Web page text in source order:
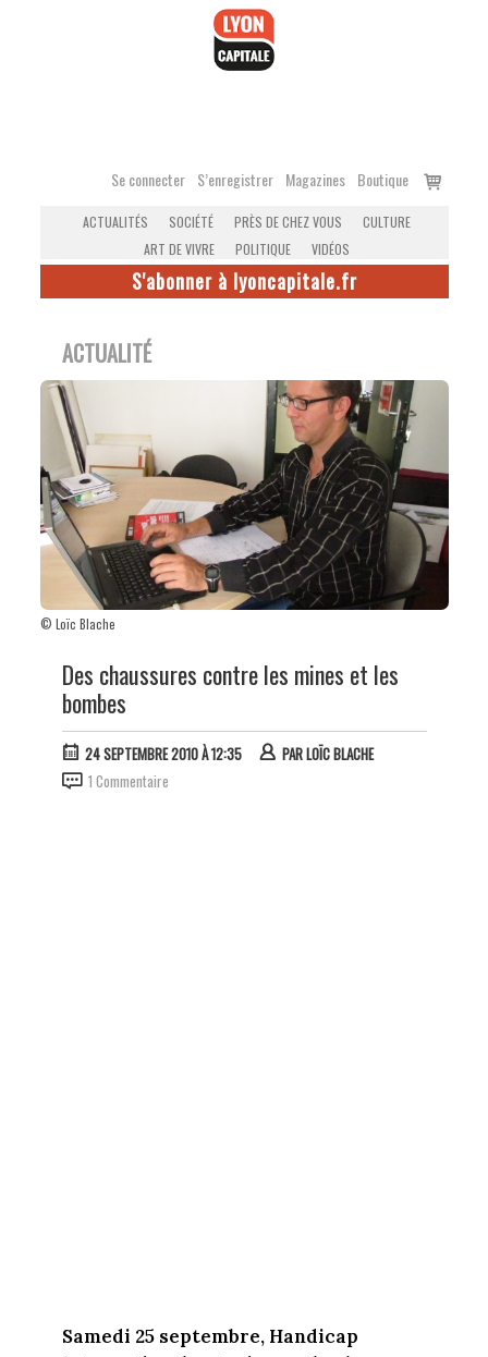
Se connecter S’enregistrer Magazines Boutique
Voir
ACTUALITÉS SOCIÉTÉ PRÈS DE CHEZ VOUS
CULTURE
ART DE VIVRE
POLITIQUE VIDÉOS
S'abonner à lyoncapitale.fr
ACTUALITÉ
© Loïc Blache
Des chaussures contre les mines et les
bombes
24 SEPTEMBRE 2010 À 12:35 PARLOÏC BLACHE
1 Commentaire
Samedi 25 septembre, Handicap